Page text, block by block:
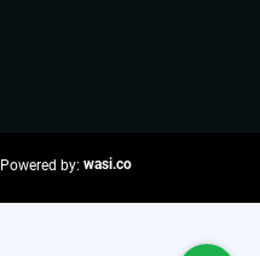
Powered by: wasi.co